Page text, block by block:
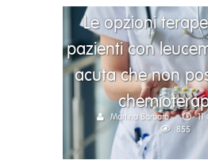
Le opzioni
pazienti con
acuta che non
Martina Barbaro
11
855